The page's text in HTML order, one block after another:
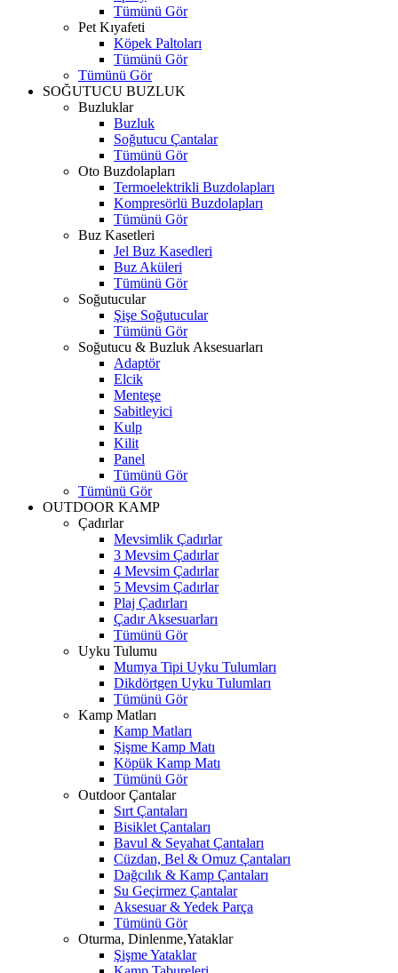
Tümünü Gör
Pet Kıyafeti
Köpek Paltoları
Tümünü Gör
Tümünü Gör
SOĞUTUCU BUZLUK
Buzluklar
Buzluk
Soğutucu Çantalar
Tümünü Gör
Oto Buzdolapları
Termoelektrikli Buzdolapları
Kompresörlü Buzdolapları
Tümünü Gör
Buz Kasetleri
Jel Buz Kasedleri
Buz Aküleri
Tümünü Gör
Soğutucular
Şişe Soğutucular
Tümünü Gör
Soğutucu & Buzluk Aksesuarları
Adaptör
Elcik
Menteşe
Sabitleyici
Kulp
Kilit
Panel
Tümünü Gör
Tümünü Gör
OUTDOOR KAMP
Çadırlar
Mevsimlik Çadırlar
3 Mevsim Çadırlar
4 Mevsim Çadırlar
5 Mevsim Çadırlar
Plaj Çadırları
Çadır Aksesuarları
Tümünü Gör
Uyku Tulumu
Mumya Tipi Uyku Tulumları
Dikdörtgen Uyku Tulumları
Tümünü Gör
Kamp Matları
Kamp Matları
Şişme Kamp Matı
Köpük Kamp Matı
Tümünü Gör
Outdoor Çantalar
Sırt Çantaları
Bisiklet Çantaları
Bavul & Seyahat Çantaları
Cüzdan, Bel & Omuz Çantaları
Dağcılık & Kamp Çantaları
Su Geçirmez Çantalar
Aksesuar & Yedek Parça
Tümünü Gör
Oturma, Dinlenme,Yataklar
Şişme Yataklar